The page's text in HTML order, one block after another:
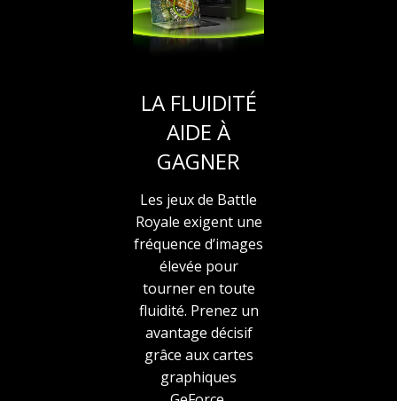
LA FLUIDITÉ
AIDE À
GAGNER
Les jeux de Battle
Royale exigent une
fréquence d’images
élevée pour
tourner en toute
fluidité. Prenez un
avantage décisif
grâce aux cartes
graphiques